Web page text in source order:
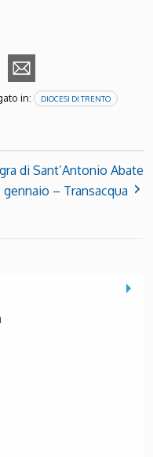
in: DIOCESI DI TRENTO
di Sant’Antonio Abate
gennaio – Transacqua